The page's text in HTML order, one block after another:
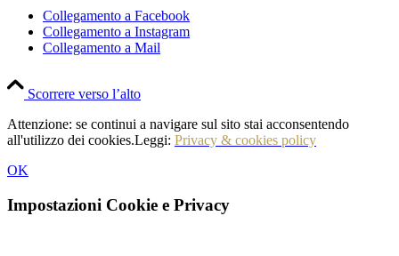
Collegamento a Facebook
Collegamento a Instagram
Collegamento a Mail
Scorrere verso l’alto
Attenzione: se continui a navigare sul sito stai acconsentendo
all'utilizzo dei cookies.Leggi: Privacy & cookies policy
OK
Impostazioni Cookie e Privacy